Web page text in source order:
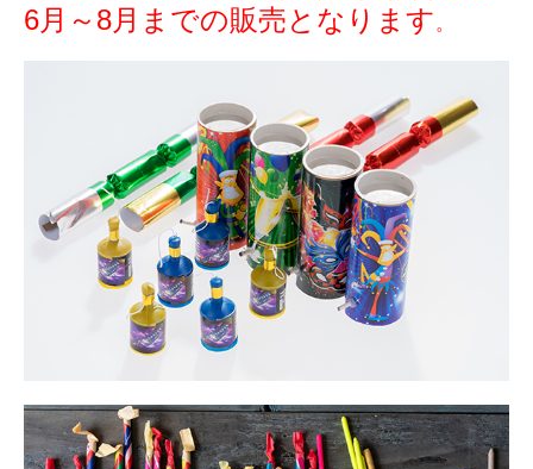
花火
6月～8月までの販売となります 。